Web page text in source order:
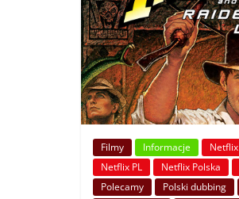
Filmy Informacje Netflix
Netflix PL
Netflix Polska
Polecamy
Polski dubbing